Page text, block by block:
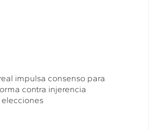
impulsa consenso para
contra injerencia